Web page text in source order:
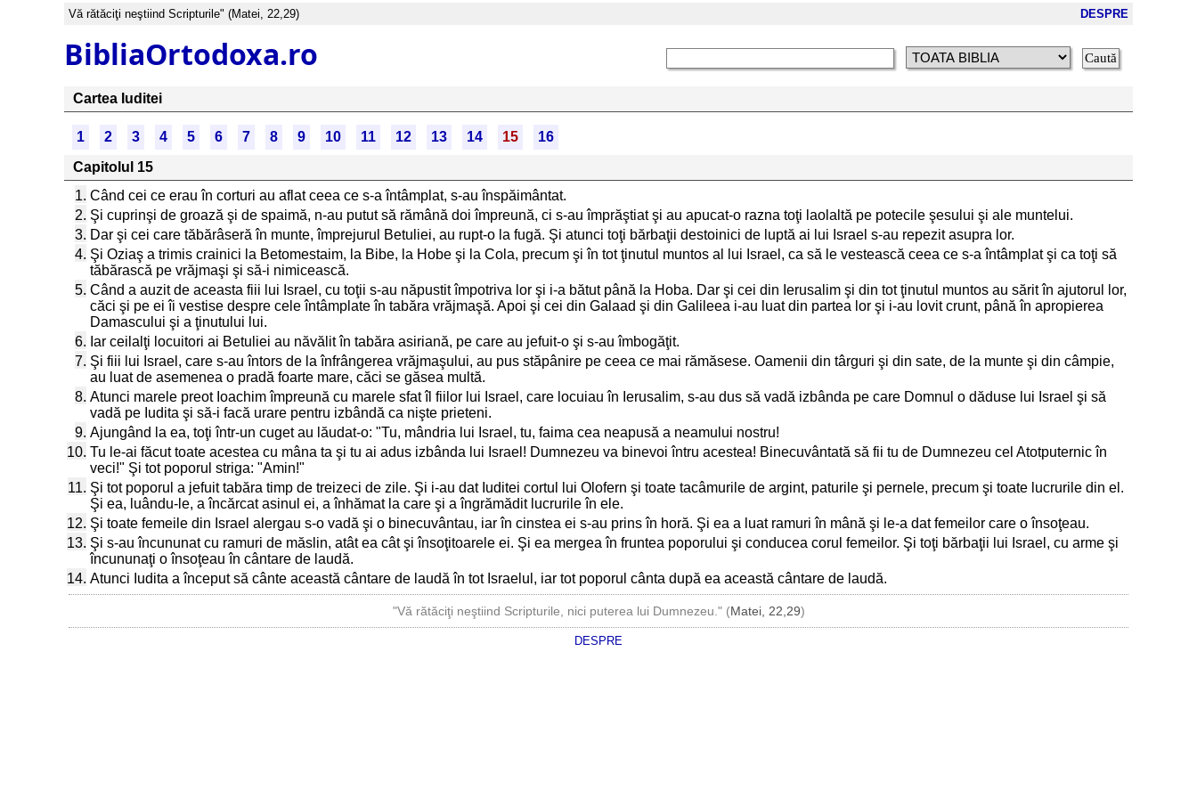
Vă rătăciţi neştiind Scripturile" (Matei, 22,29) DESPRE
BibliaOrtodoxa.ro
Cartea Iuditei
1 2 3 4 5 6 7 8 9 10 11 12 13 14 15
16
Capitolul 15
1. Când cei ce erau în corturi au aflat ceea ce s-a întâmplat, s-au înspăimântat.
2. Şi cuprinşi de groază şi de spaimă, n-au putut să rămână doi împreună, ci s-au împrăştiat şi au apucat-o razna toţi laolaltă pe potecile şesului şi ale muntelui.
3. Dar şi cei care tăbărâseră în munte, împrejurul Betuliei, au rupt-o la fugă. Şi atunci toţi bărbaţii destoinici de luptă ai lui Israel s-au repezit asupra lor.
4. Şi Oziaş a trimis crainici la Betomestaim, la Bibe, la Hobe şi la Cola, precum şi în tot ţinutul muntos al lui Israel, ca să le vestească ceea ce s-a întâmplat şi ca toţi să
tăbărască pe vrăjmaşi şi să-i nimicească.
5. Când a auzit de aceasta fiii lui Israel, cu toţii s-au năpustit împotriva lor şi i-a bătut până la Hoba. Dar şi cei din Ierusalim şi din tot ţinutul muntos au sărit în ajutorul lor,
căci şi pe ei îi vestise despre cele întâmplate în tabăra vrăjmaşă. Apoi şi cei din Galaad şi din Galileea i-au luat din partea lor şi i-au lovit crunt, până în apropierea
Damascului şi a ţinutului lui.
6. Iar ceilalţi locuitori ai Betuliei au năvălit în tabăra asiriană, pe care au jefuit-o şi s-au îmbogăţit.
7. Şi fiii lui Israel, care s-au întors de la înfrângerea vrăjmaşului, au pus stăpânire pe ceea ce mai rămăsese. Oamenii din târguri şi din sate, de la munte şi din câmpie,
au luat de asemenea o pradă foarte mare, căci se găsea multă.
8. Atunci marele preot Ioachim împreună cu marele sfat îl fiilor lui Israel, care locuiau în Ierusalim, s-au dus să vadă izbânda pe care Domnul o dăduse lui Israel şi să
vadă pe Iudita şi să-i facă urare pentru izbândă ca nişte prieteni.
9. Ajungând la ea, toţi într-un cuget au lăudat-o: "Tu, mândria lui Israel, tu, faima cea neapusă a neamului nostru!
10. Tu le-ai făcut toate acestea cu mâna ta şi tu ai adus izbânda lui Israel! Dumnezeu va binevoi întru acestea! Binecuvântată să fii tu de Dumnezeu cel Atotputernic în
veci!" Şi tot poporul striga: "Amin!"
11. Şi tot poporul a jefuit tabăra timp de treizeci de zile. Şi i-au dat Iuditei cortul lui Olofern şi toate tacâmurile de argint, paturile şi pernele, precum şi toate lucrurile din el.
Şi ea, luându-le, a încărcat asinul ei, a înhămat la care şi a îngrămădit lucrurile în ele.
12. Şi toate femeile din Israel alergau s-o vadă şi o binecuvântau, iar în cinstea ei s-au prins în horă. Şi ea a luat ramuri în mână şi le-a dat femeilor care o însoţeau.
13. Şi s-au încununat cu ramuri de măslin, atât ea cât şi însoţitoarele ei. Şi ea mergea în fruntea poporului şi conducea corul femeilor. Şi toţi bărbaţii lui Israel, cu arme şi
încununaţi o însoţeau în cântare de laudă.
14. Atunci Iudita a început să cânte această cântare de laudă în tot Israelul, iar tot poporul cânta după ea această cântare de laudă.
"Vă rătăciţi neştiind Scripturile, nici puterea lui Dumnezeu." (Matei, 22,29)
DESPRE